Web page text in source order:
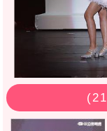
(21